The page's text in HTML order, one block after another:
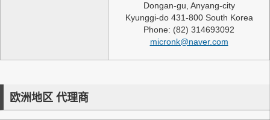
Dongan-gu, Anyang-city
Kyunggi-do 431-800 South Korea
Phone: (82) 314693092
micronk@naver.com
欧洲地区 代理商